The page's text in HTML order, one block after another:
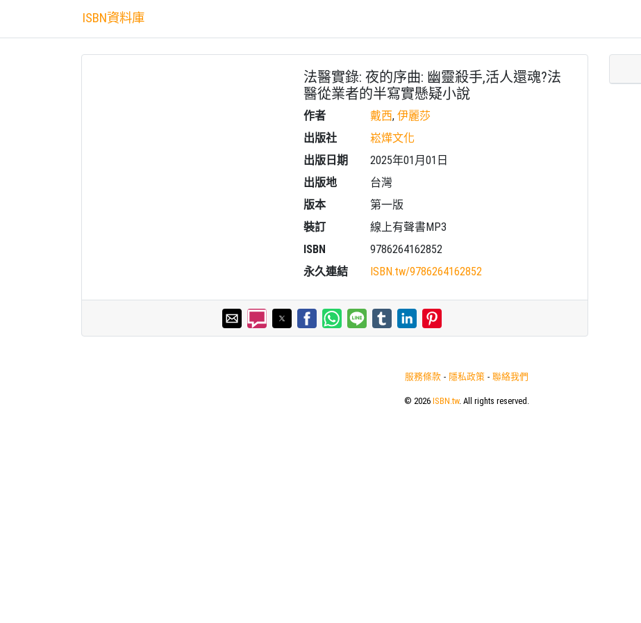
ISBN資料庫
法醫實錄: 夜的序曲: 幽靈殺手,活人還魂?法
醫從業者的半寫實懸疑小說
作者 戴西,伊麗莎
出版社
崧燁文化
出版日期
2025年01月01日
出版地
台灣
版本
第一版
裝訂
線上有聲書MP3
ISBN
9786264162852
永久連結
ISBN.tw/9786264162852
服務條款 - 隱私政策 - 聯絡我們
© 2026 ISBN.tw. All rights reserved.